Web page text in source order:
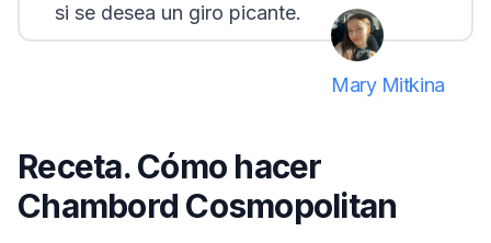
si se desea un giro picante.
Mary Mitkina
Receta. Cómo hacer
Chambord Cosmopolitan